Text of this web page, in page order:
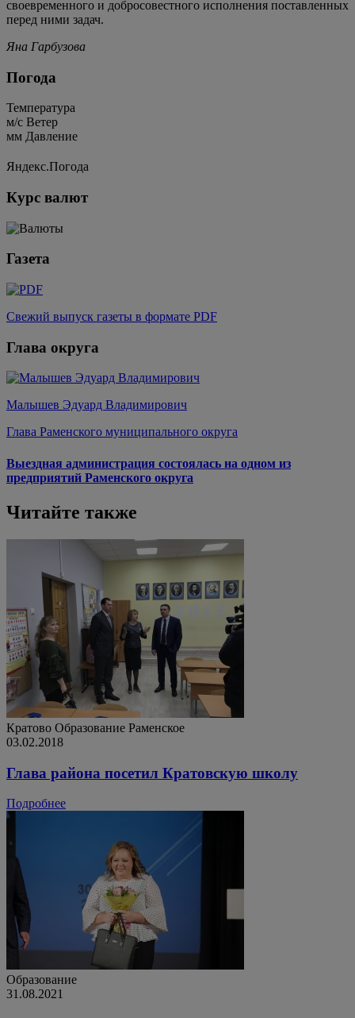
своевременного и добросовестного исполнения поставленных
перед ними задач.
Яна Гарбузова
Погода
Температура
м/c Ветер
мм Давление
Яндекс.Погода
Курс валют
Газета
Свежий выпуск газеты в формате PDF
Глава округа
Малышев Эдуард Владимирович
Глава Раменского муниципального округа
Выездная администрация состоялась на одном из
предприятий Раменского округа
Читайте также
Кратово Образование Раменское
03.02.2018
Глава района посетил Кратовскую школу
Подробнее
Образование
31.08.2021